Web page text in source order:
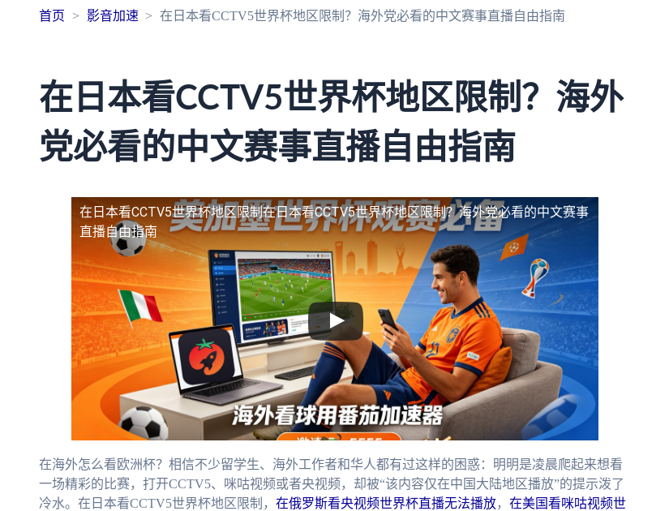
首页 影音加速 在日本看CCTV5世界杯地区限制？海外党必看的中文赛事直播自由指南
在日本看CCTV5世界杯地区限制？海外
党必看的中文赛事直播自由指南
在日本看CCTV5世界杯地区限制在日本看CCTV5世界杯地区限制？海外党必看的中文赛事
直播自由指南
在海外怎么看欧洲杯？相信不少留学生、海外工作者和华人都有过这样的困惑：明明是凌晨爬起来想看
一场精彩的比赛，打开CCTV5、咪咕视频或者央视频，却被“该内容仅在中国大陆地区播放”的提示泼了
冷水。在日本看CCTV5世界杯地区限制， 在俄罗斯看央视频世界杯直播无法播放， 在美国看咪咕视频世